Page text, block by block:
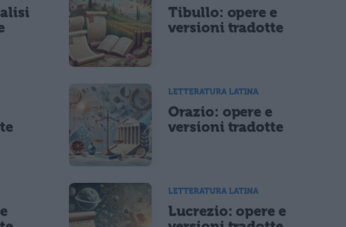
Tibullo: opere e
versioni tradotte
LETTERATURA LATINA
Orazio: opere e
versioni tradotte
LETTERATURA LATINA
Lucrezio: opere e